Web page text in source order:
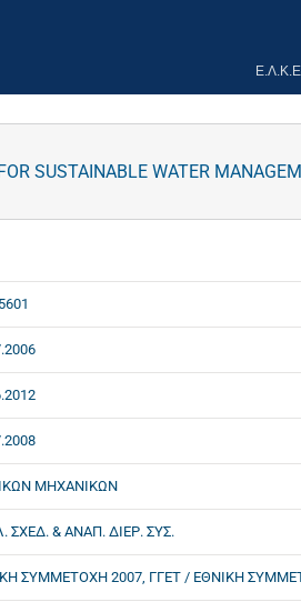
SUSTAINABLE WATER
ΜΗΧΑΝΙΚΩΝ
ΣΧΕΔ. & ΑΝΑΠ. ΔΙΕΡ. ΣΥΣ.
ΣΥΜΜΕΤΟΧΗ 2007, ΓΓΕΤ / ΕΘΝΙΚΗ